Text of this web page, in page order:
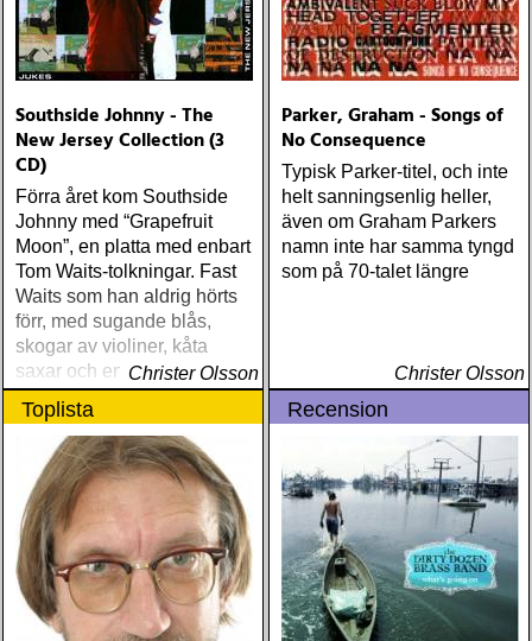
Southside Johnny - The
New Jersey Collection (3
CD)
Förra året kom Southside
Johnny med “Grapefruit
Moon”, en platta med enbart
Tom Waits-tolkningar. Fast
Waits som han aldrig hörts
förr, med sugande blås,
skogar av violiner, kåta
saxar och en Southside i
toppform. Kritikerna var
extatiska, men själv
fastnade jag aldrig riktigt
Christer Olsson
Parker, Graham - Songs of
No Consequence
Typisk Parker-titel, och inte
helt sanningsenlig heller,
även om Graham Parkers
namn inte har samma tyngd
som på 70-talet längre
Christer Olsson
Toplista Recension